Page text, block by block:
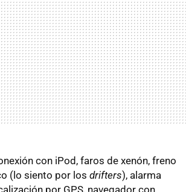
con iPod, faros de xenón, freno
(lo siento por los drifters), alarma